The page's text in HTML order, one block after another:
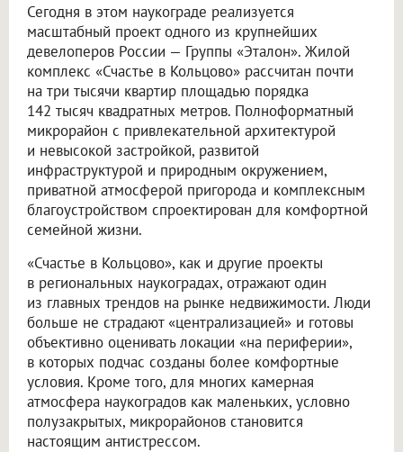
Сегодня в этом наукограде реализуется
масштабный проект одного из крупнейших
девелоперов России — Группы «Эталон». Жилой
комплекс «Счастье в Кольцово» рассчитан почти
на три тысячи квартир площадью порядка
142 тысяч квадратных метров. Полноформатный
микрорайон с привлекательной архитектурой
и невысокой застройкой, развитой
инфраструктурой и природным окружением,
приватной атмосферой пригорода и комплексным
благоустройством спроектирован для комфортной
семейной жизни.
«Счастье в Кольцово», как и другие проекты
в региональных наукоградах, отражают один
из главных трендов на рынке недвижимости. Люди
больше не страдают «централизацией» и готовы
объективно оценивать локации «на периферии»,
в которых подчас созданы более комфортные
условия. Кроме того, для многих камерная
атмосфера наукоградов как маленьких, условно
полузакрытых, микрорайонов становится
настоящим антистрессом.